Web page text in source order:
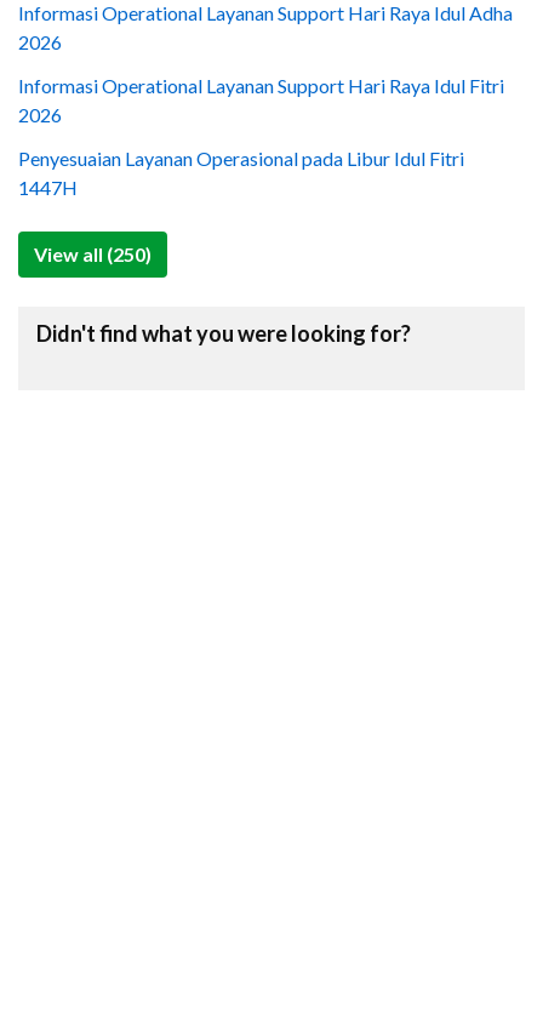
Informasi Operational Layanan Support Hari Raya Idul Adha
2026
Informasi Operational Layanan Support Hari Raya Idul Fitri
2026
Penyesuaian Layanan Operasional pada Libur Idul Fitri
1447H
View all (250)
Didn't find what you were looking for?